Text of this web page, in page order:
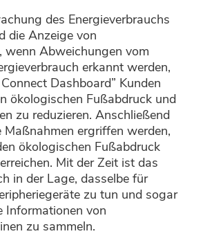
des Energieverbrauchs
die Anzeige von
wenn Abweichungen vom
erkannt werden,
Dashboard” Kunden
ökologischen Fußabdruck und
zu reduzieren. Anschließend
Maßnahmen ergriffen werden,
ökologischen Fußabdruck
Mit der Zeit ist das
in der Lage, dasselbe für
zu tun und sogar
Informationen von
zu sammeln.